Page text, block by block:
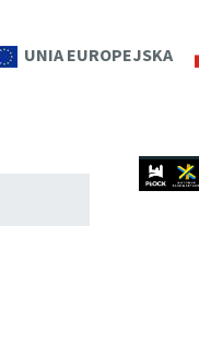
UNIA EUROPEJSKA
do
treści